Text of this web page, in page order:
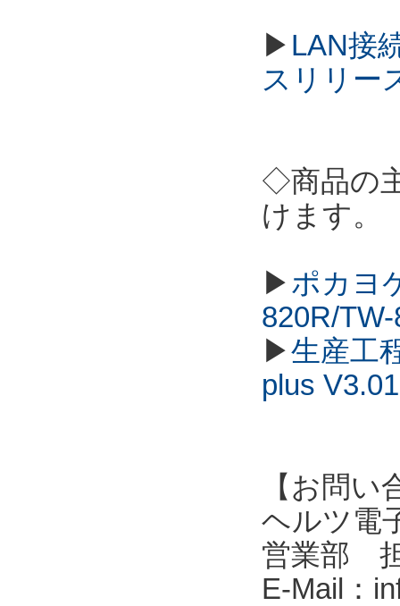
▶ LAN接
スリリー
◇商品の
けます。
▶ポカヨ
820R/
▶生産工
plus V3.01
【お問い
ヘルツ電
営業部
E-Mail：